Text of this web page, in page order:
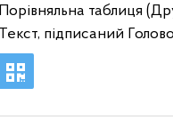
Порівняльна таблиця
Текст, підписаний